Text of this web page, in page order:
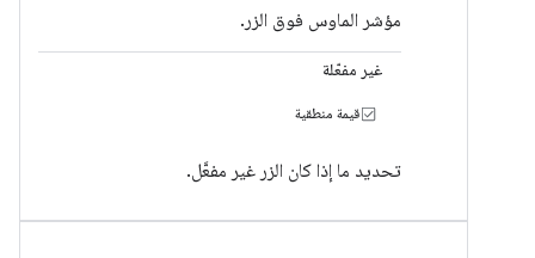
مؤشر الماوس فوق الزر.
غير مفعّلة
قيمة منطقية
تحديد ما إذا كان الزر غير مفعَّل.